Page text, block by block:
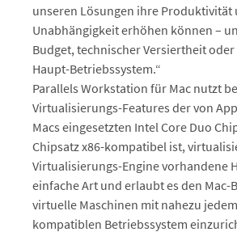
unseren Lösungen ihre
Unabhängigkeit erhöhen können –
Budget, technischer Versiertheit
Haupt-Betriebssystem.“
Parallels Workstation für Mac nutzt
Virtualisierungs-Features der von
Macs eingesetzten Intel Core Duo
Chipsatz x86-kompatibel ist,
Virtualisierungs-Engine vorhandene
einfache Art und erlaubt es den Mac-
virtuelle Maschinen mit nahezu
kompatiblen Betriebssystem